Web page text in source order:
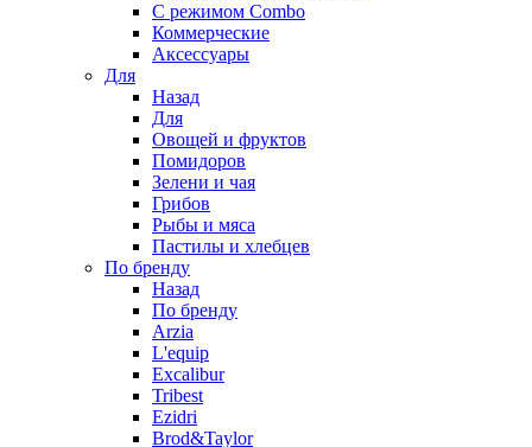
С режимом Combo
Коммерческие
Аксессуары
Для
Назад
Для
Овощей и фруктов
Помидоров
Зелени и чая
Грибов
Рыбы и мяса
Пастилы и хлебцев
По бренду
Назад
По бренду
Arzia
L'equip
Excalibur
Tribest
Ezidri
Brod&Taylor